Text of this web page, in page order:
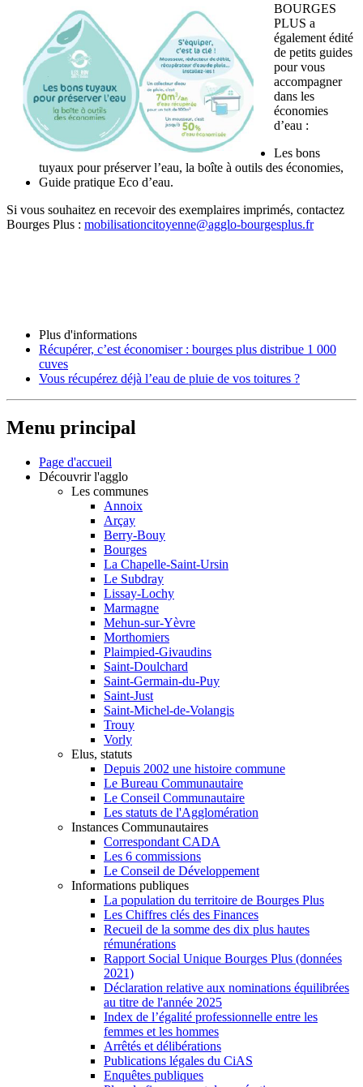
BOURGES
PLUS a
également édité
de petits guides
pour vous
accompagner
dans les
économies
d’eau :
Les bons
tuyaux pour préserver l’eau, la boîte à outils des économies,
Guide pratique Eco d’eau.
Si vous souhaitez en recevoir des exemplaires imprimés, contactez
Bourges Plus : mobilisationcitoyenne@agglo-bourgesplus.fr
Plus d'informations
Récupérer, c’est économiser : bourges plus distribue 1 000
cuves
Vous récupérez déjà l’eau de pluie de vos toitures ?
Menu principal
Page d'accueil
Découvrir l'agglo
Les communes
Annoix
Arçay
Berry-Bouy
Bourges
La Chapelle-Saint-Ursin
Le Subdray
Lissay-Lochy
Marmagne
Mehun-sur-Yèvre
Morthomiers
Plaimpied-Givaudins
Saint-Doulchard
Saint-Germain-du-Puy
Saint-Just
Saint-Michel-de-Volangis
Trouy
Vorly
Elus, statuts
Depuis 2002 une histoire commune
Le Bureau Communautaire
Le Conseil Communautaire
Les statuts de l'Agglomération
Instances Communautaires
Correspondant CADA
Les 6 commissions
Le Conseil de Développement
Informations publiques
La population du territoire de Bourges Plus
Les Chiffres clés des Finances
Recueil de la somme des dix plus hautes
rémunérations
Rapport Social Unique Bourges Plus (données
2021)
Déclaration relative aux nominations équilibrées
au titre de l'année 2025
Index de l’égalité professionnelle entre les
femmes et les hommes
Arrêtés et délibérations
Publications légales du CiAS
Enquêtes publiques